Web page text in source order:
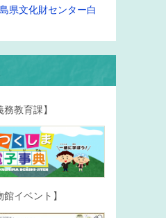
県文化財センター白
務教育課】
館イベント】